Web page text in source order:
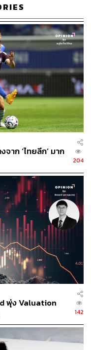
น SP50001 เปิด
นักลงทุนไทยเป็นส่วน
Microsoft,
Hathaway ฯลฯ
งมีการดำเนินงาน
วนรายได้จากตลาด
จึงทำให้การลงทุนใน
รลงทุนในตลาดโลกไป
งในระยะยาว โดย
10.8% ต่อปีในช่วง 30
หุ้นโลกอย่าง MSCI
ต่อปี หรือดัชนี SET
ง 2.9% ต่อปี ในช่วง
เป็นดัชนีที่ยากจะ
ที่มีนโยบายการ
ชนี S&P 500 ใน 20
จาก ‘ไทยลีก’ มาก
204
พุ่ง Valuation
142